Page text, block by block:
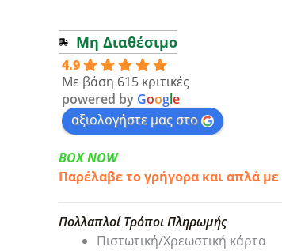
Μη Διαθέσιμο
4.9
Με βάση 615 κριτικές
powered by Google
αξιολογήστε μας στο
BOX NOW
Παρέλαβε το γρήγορα και απλά με
Πολλαπλοί Τρόποι Πληρωμής
Πιστωτική/Χρεωστική κάρτα